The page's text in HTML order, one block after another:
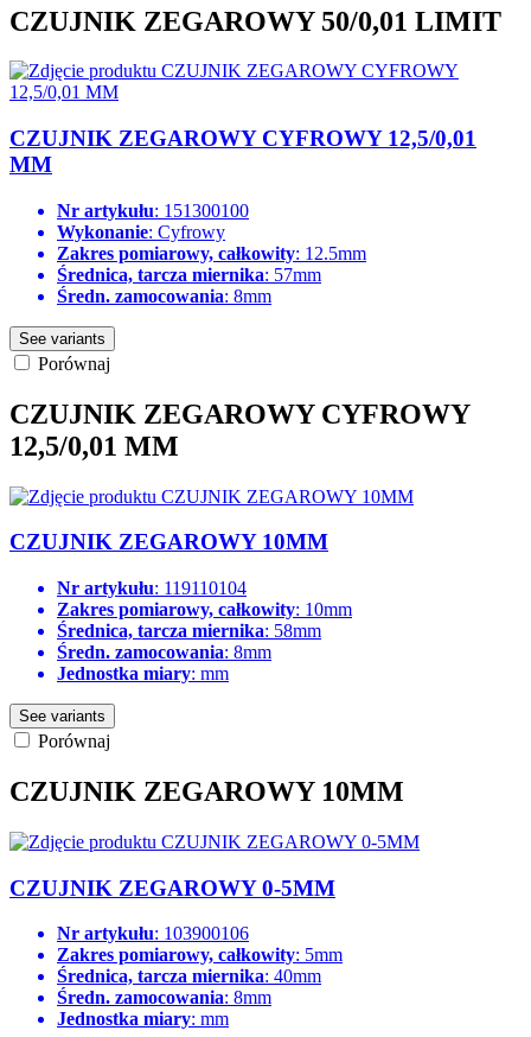
CZUJNIK ZEGAROWY 50/0,01 LIMIT
CZUJNIK ZEGAROWY CYFROWY 12,5/0,01
MM
Nr artykułu: 151300100
Wykonanie: Cyfrowy
Zakres pomiarowy, całkowity: 12.5mm
Średnica, tarcza miernika: 57mm
Średn. zamocowania: 8mm
See variants
Porównaj
CZUJNIK ZEGAROWY CYFROWY
12,5/0,01 MM
CZUJNIK ZEGAROWY 10MM
Nr artykułu: 119110104
Zakres pomiarowy, całkowity: 10mm
Średnica, tarcza miernika: 58mm
Średn. zamocowania: 8mm
Jednostka miary: mm
See variants
Porównaj
CZUJNIK ZEGAROWY 10MM
CZUJNIK ZEGAROWY 0-5MM
Nr artykułu: 103900106
Zakres pomiarowy, całkowity: 5mm
Średnica, tarcza miernika: 40mm
Średn. zamocowania: 8mm
Jednostka miary: mm